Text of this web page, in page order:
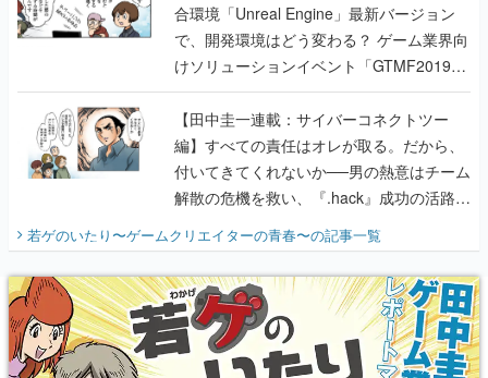
合環境「Unreal Engine」最新バージョン
で、開発環境はどう変わる？ ゲーム業界向
けソリューションイベント「GTMF2019」
に行って、より理解を深めよう【PR】
【田中圭一連載：サイバーコネクトツー
編】すべての責任はオレが取る。だから、
付いてきてくれないか──男の熱意はチーム
解散の危機を救い、『.hack』成功の活路を
『少年ジャンプ』色だった【若ゲのいた
り】
若ゲのいたり〜ゲームクリエイターの青春〜の記事一覧